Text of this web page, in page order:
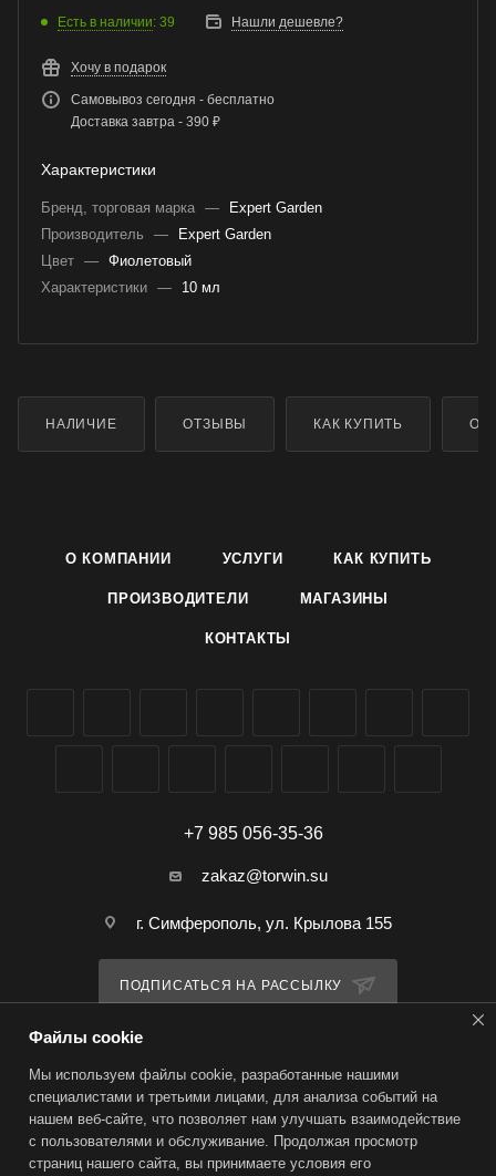
Есть в наличии: 39 Нашли дешевле?
Хочу в подарок
Самовывоз сегодня - бесплатно
Доставка завтра - 390 ₽
Характеристики
Бренд, торговая марка —
Expert Garden
Производитель
—
Expert Garden
Цвет — Фиолетовый
Характеристики — 10 мл
НАЛИЧИЕ ОТЗЫВЫ КАК КУПИТЬ
О КОМПАНИИ УСЛУГИ КАК КУПИТЬ
ПРОИЗВОДИТЕЛИ МАГАЗИНЫ
КОНТАКТЫ
+7 985 056-35-36
zakaz@torwin.su
г. Симферополь, ул. Крылова 155
ПОДПИСАТЬСЯ НА РАССЫЛКУ
2026 © TorWin – интернет-магазин
Файлы cookie
Мы используем файлы cookie, разработанные нашими
специалистами и третьими лицами, для анализа событий на
нашем веб-сайте, что позволяет нам улучшать взаимодействие
с пользователями и обслуживание. Продолжая просмотр
страниц нашего сайта, вы принимаете условия его